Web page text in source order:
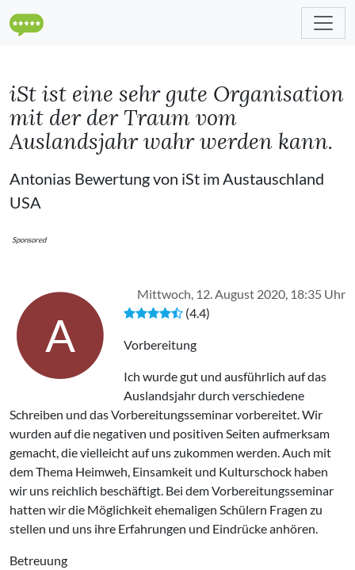
iSt ist eine sehr gute Organisation
mit der der Traum vom
Auslandsjahr wahr werden kann.
Antonias Bewertung von iSt im Austauschland
USA
Sponsored
A
Mittwoch, 12. August 2020, 18:35 Uhr
(4.4)
Vorbereitung
Ich wurde gut und ausführlich auf das
Auslandsjahr durch verschiedene
Schreiben und das Vorbereitungsseminar vorbereitet. Wir
wurden auf die negativen und positiven Seiten aufmerksam
gemacht, die vielleicht auf uns zukommen werden. Auch mit
dem Thema Heimweh, Einsamkeit und Kulturschock haben
wir uns reichlich beschäftigt. Bei dem Vorbereitungsseminar
hatten wir die Möglichkeit ehemaligen Schülern Fragen zu
stellen und uns ihre Erfahrungen und Eindrücke anhören.
Betreuung